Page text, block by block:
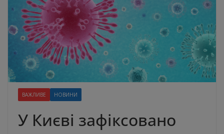
ВАЖЛИВЕ НОВИНИ
У Києві зафіксовано